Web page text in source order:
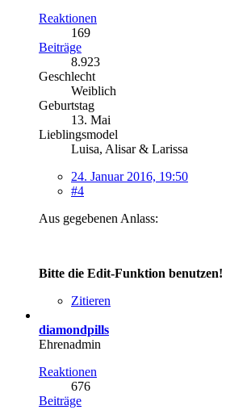
Reaktionen
169
Beiträge
8.923
Geschlecht
Weiblich
Geburtstag
13. Mai
Lieblingsmodel
Luisa, Alisar & Larissa
24. Januar 2016, 19:50
#4
Aus gegebenen Anlass:
Bitte die Edit-Funktion benutzen!
Zitieren
diamondpills
Ehrenadmin
Reaktionen
676
Beiträge